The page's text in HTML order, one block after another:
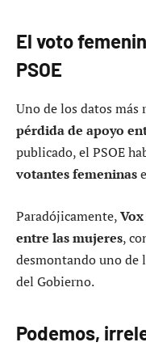
El voto
PSOE
Uno de los datos más
pérdida de apoyo
publicado, el PSOE
votantes femeninas
Paradójicamente,
entre las mujeres,
desmontando uno de
del Gobierno.
Podemos,